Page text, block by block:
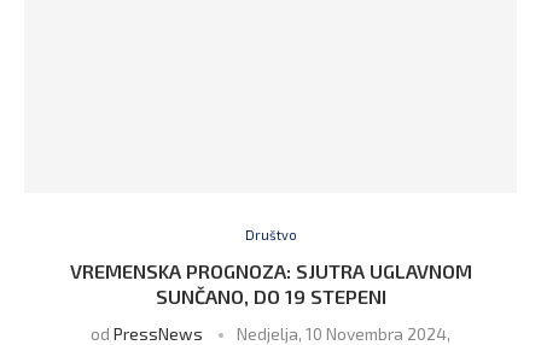
Društvo
VREMENSKA PROGNOZA: SJUTRA UGLAVNOM
SUNČANO, DO 19 STEPENI
od PressNews Nedjelja, 10 Novembra 2024,